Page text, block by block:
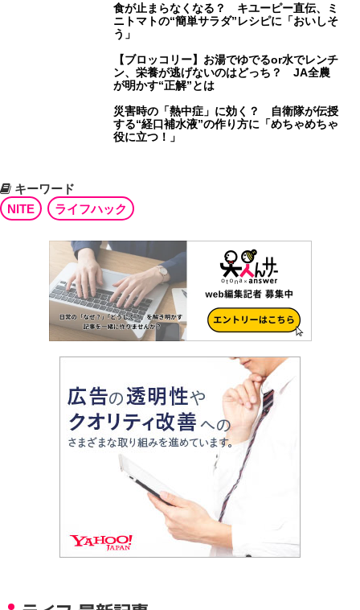
食が止まらなくなる？ キユーピー直伝、ミ
ニトマトの“簡単サラダ”レシピに「おいしそ
う」
【ブロッコリー】お湯でゆでるor水でレンチ
ン、栄養が逃げないのはどっち？ JA全農
が明かす“正解”とは
災害時の「熱中症」に効く？ 自衛隊が伝授
する“経口補水液”の作り方に「めちゃめちゃ
役に立つ！」
キーワード
NITE
ライフハック